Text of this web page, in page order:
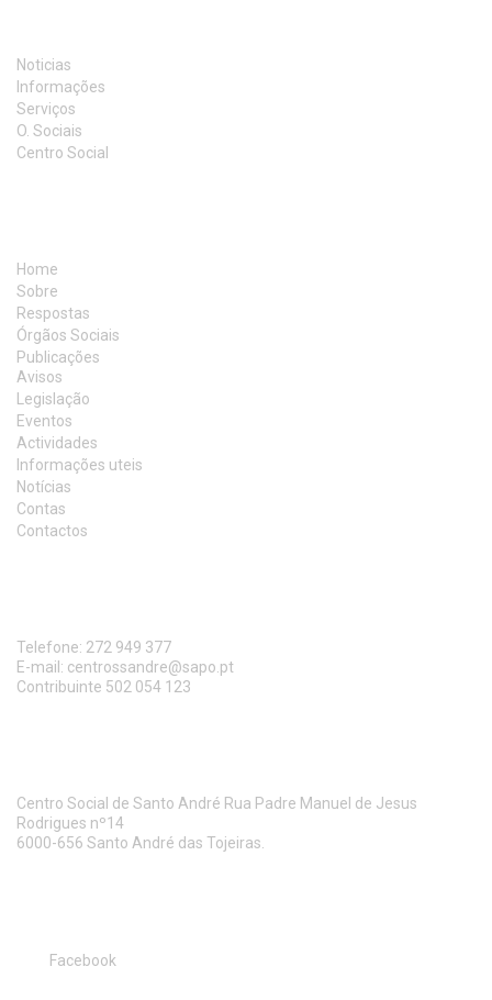
Noticias
Informações
Serviços
O. Sociais
Centro Social
Home
Sobre
Respostas
Órgãos Sociais
Publicações
Avisos
Legislação
Eventos
Actividades
Informações uteis
Notícias
Contas
Contactos
Telefone: 272 949 377
E-mail: centrossandre@sapo.pt
Contribuinte 502 054 123
Centro Social de Santo André Rua Padre Manuel de Jesus
Rodrigues nº14
6000-656 Santo André das Tojeiras.
Facebook